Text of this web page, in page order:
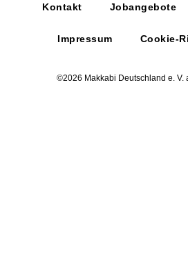
©2026 Makkabi Deutschland e. V.
Kontakt Jobangebote
Impressum Cookie-